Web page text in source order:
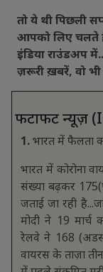
तो ये थी पिछली
आपको लिए चलते
इंडिया राउंडअप
ज़रूरी ख़बरें, वो
फटाफट न्यूज़
1.भारत में फैलता
भारत में कोरोना
संख्या बढ़कर
जताई जा रही
मोदी ने 19 मार्च
रेलवे ने 168
वायरस के ताज़ा